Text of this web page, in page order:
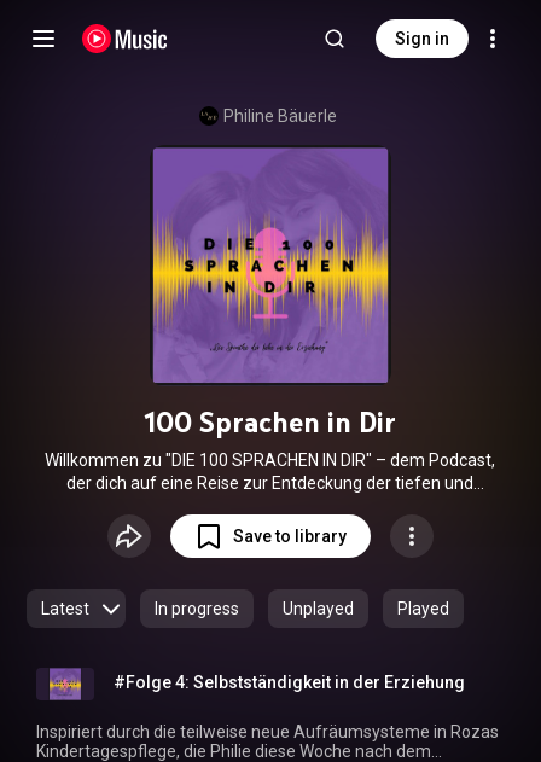
Sign in
Philine Bäuerle
100 Sprachen in Dir
Willkommen zu "DIE 100 SPRACHEN IN DIR" – dem Podcast,
der dich auf eine Reise zur Entdeckung der tiefen und
Sprache der Liebe in der Erziehung". Begebe dich auf die
Reise zurück zu dir, mit Roza und Philie, die aus dem Daily
Mama über Themen, rund um die Erziehung erzählen.
Save to library
Latest In progress Unplayed Played
#Folge 4: Selbstständigkeit in der Erziehung
Inspiriert durch die teilweise neue Aufräumsysteme in Rozas
Kindertagespflege, die Philie diese Woche nach dem